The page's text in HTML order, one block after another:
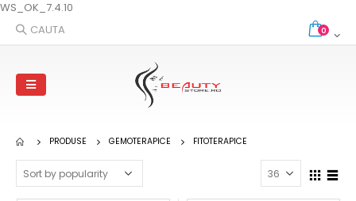
WS_OK_7.4.10
CAUTA
0
PRODUSE GEMOTERAPICE FITOTERAPICE